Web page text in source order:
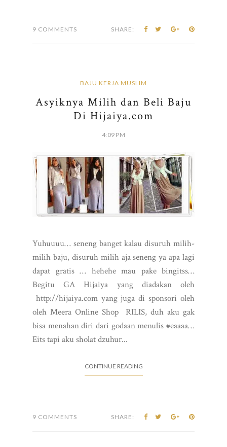
9 COMMENTS SHARE:
BAJU KERJA MUSLIM
Asyiknya Milih dan Beli Baju
Di Hijaiya.com
4:09 PM
Yuhuuuu… seneng banget kalau disuruh milih-
milih baju, disuruh milih aja seneng ya apa lagi
dapat gratis … hehehe mau pake bingitss…
Begitu GA Hijaiya yang diadakan oleh
http://hijaiya.com yang juga di sponsori oleh
oleh Meera Online Shop RILIS, duh aku gak
bisa menahan diri dari godaan menulis #eaaaa…
Eits tapi aku sholat dzuhur...
CONTINUE READING
9 COMMENTS SHARE: